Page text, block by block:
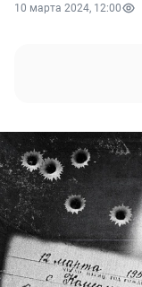
10 марта 2024, 12:00